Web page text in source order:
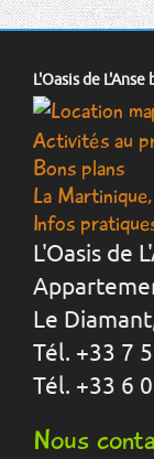
L'Oasis de L'Anse
Activités au
Bons plans
La
Infos
L'Oasis de
Le
Tél. +33 7
Tél. +33 6
Nous